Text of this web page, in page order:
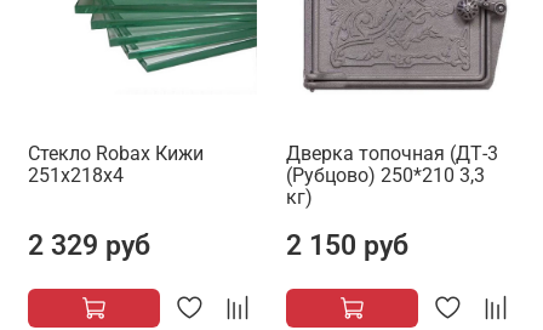
Стекло Robax Кижи
251х218х4
2 329 руб
Дверка топочная (ДТ-3
(Рубцово) 250*210 3,3
кг)
2 150 руб